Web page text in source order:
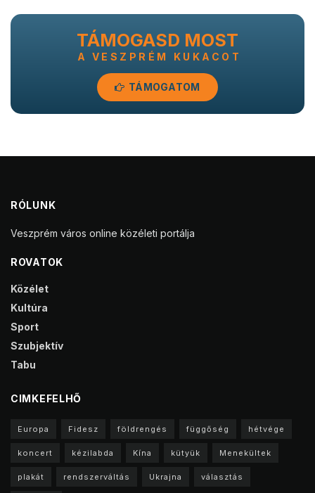
TÁMOGASD MOST
A VESZPRÉM KUKACOT
TÁMOGATOM
RÓLUNK
Veszprém város online közéleti portálja
ROVATOK
Közélet
Kultúra
Sport
Szubjektív
Tabu
CIMKEFELHŐ
Europa Fidesz földrengés függőség hétvége
koncert kézilabda Kína kütyük Menekültek
plakát rendszerváltás Ukrajna választás